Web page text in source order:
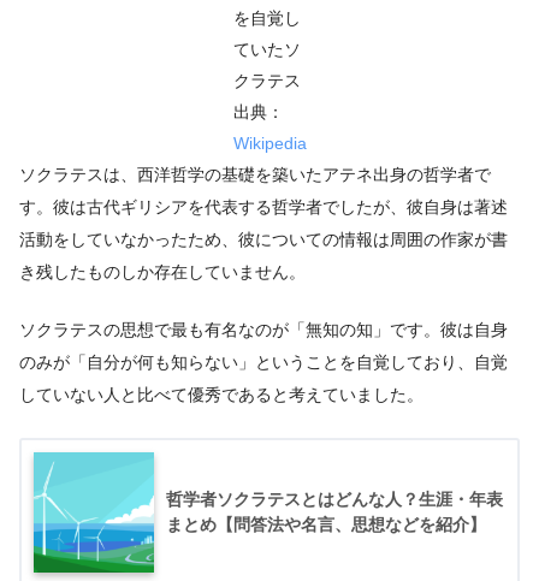
を自覚し
ていたソ
クラテス
出典：
Wikipedia
ソクラテスは、西洋哲学の基礎を築いたアテネ出身の哲学者で
す。彼は古代ギリシアを代表する哲学者でしたが、彼自身は著述
活動をしていなかったため、彼についての情報は周囲の作家が書
き残したものしか存在していません。
ソクラテスの思想で最も有名なのが「無知の知」です。彼は自身
のみが「自分が何も知らない」ということを自覚しており、自覚
していない人と比べて優秀であると考えていました。
哲学者ソクラテスとはどんな人？生涯・年表
まとめ【問答法や名言、思想などを紹介】